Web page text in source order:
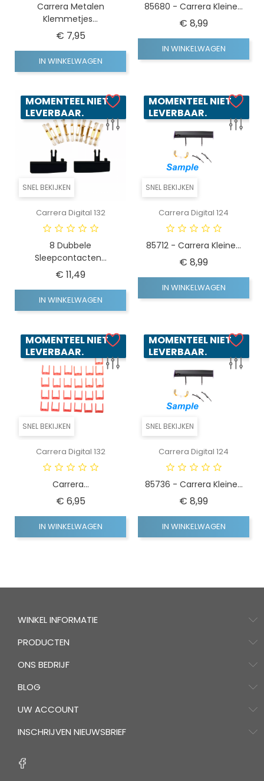
Carrera Metalen
Klemmetjes...
€ 7,95Prijs
IN WINKELWAGEN
85680 - Carrera Kleine...
€ 8,99Prijs
IN WINKELWAGEN
SNEL BEKIJKEN
MOMENTEEL NIET
LEVERBAAR.
Carrera Digital 132
8 Dubbele
Sleepcontacten...
€ 11,49Prijs
IN WINKELWAGEN
SNEL BEKIJKEN
MOMENTEEL NIET
LEVERBAAR.
Carrera Digital 124
85712 - Carrera Kleine...
€ 8,99Prijs
IN WINKELWAGEN
SNEL BEKIJKEN
MOMENTEEL NIET
LEVERBAAR.
Carrera Digital 132
Carrera...
€ 6,95Prijs
IN WINKELWAGEN
SNEL BEKIJKEN
MOMENTEEL NIET
LEVERBAAR.
Carrera Digital 124
85736 - Carrera Kleine...
€ 8,99Prijs
IN WINKELWAGEN
WINKEL INFORMATIE
PRODUCTEN
ONS BEDRIJF
BLOG
UW ACCOUNT
INSCHRIJVEN NIEUWSBRIEF